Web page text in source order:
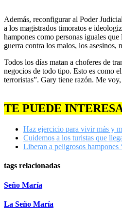
Además, reconfigurar al Poder
a los magistrados timoratos e
hampones como personas iguales
guerra contra los malos, los asesinos,
Todos los días matan a choferes de
negocios de todo tipo. Esto es como
terroristas”. Gary tiene razón. Me voy,
TE PUEDE
Haz ejercicio para vivir más y
Cuidemos a los turistas que
Liberan a peligrosos hampones
tags relacionadas
Seño María
La Seño María